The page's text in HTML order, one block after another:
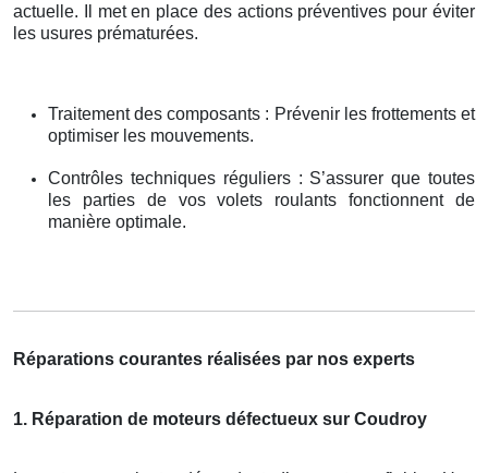
actuelle. Il met en place des actions préventives pour éviter
les usures prématurées.
Traitement des composants : Prévenir les frottements et
optimiser les mouvements.
Contrôles techniques réguliers : S’assurer que toutes
les parties de vos volets roulants fonctionnent de
manière optimale.
Réparations courantes réalisées par nos experts
1. Réparation de moteurs défectueux sur Coudroy